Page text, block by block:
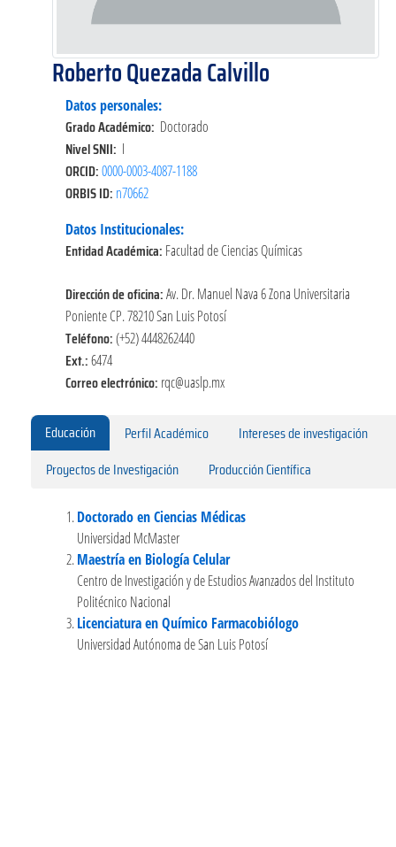
Roberto Quezada Calvillo
Datos personales:
Grado Académico: Doctorado
Nivel SNII: I
ORCID:0000-0003-4087-1188
ORBIS ID: n70662
Datos Institucionales:
Entidad Académica: Facultad de Ciencias Químicas
Dirección de oficina:Av. Dr. Manuel Nava 6 Zona Universitaria
Poniente CP. 78210 San Luis Potosí
Teléfono:(+52) 4448262440
Ext.:6474
Correo electrónico: rqc@uaslp.mx
Educación Perfil Académico
Intereses de investigación
Proyectos de Investigación
Producción Científica
Doctorado en Ciencias Médicas
Universidad McMaster
Maestría en Biología Celular
Centro de Investigación y de Estudios Avanzados del Instituto
Politécnico Nacional
Licenciatura en Químico Farmacobiólogo
Universidad Autónoma de San Luis Potosí